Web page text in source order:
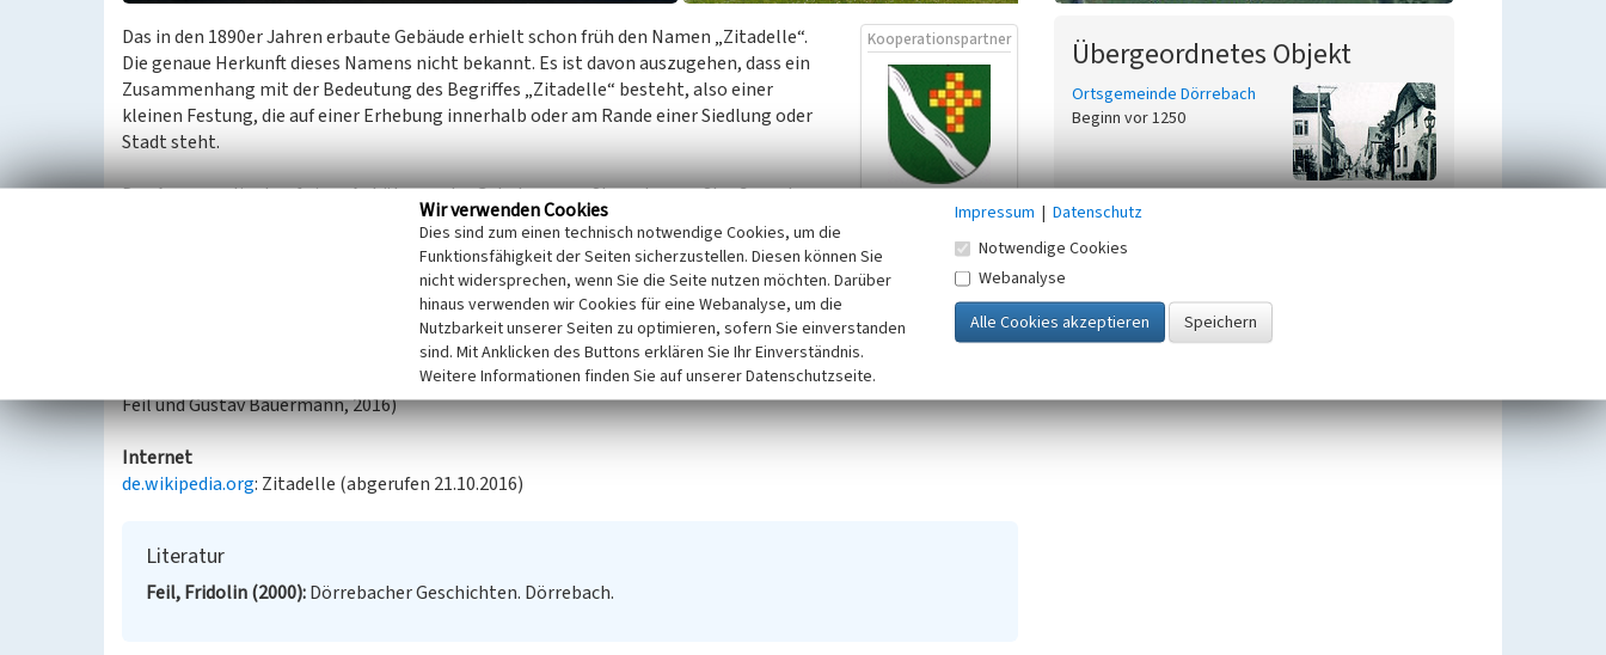
Kooperationspartner
Das in den 1890er Jahren erbaute Gebäude erhielt schon früh den Namen „Zitadelle“.
Die genaue Herkunft dieses Namens nicht bekannt. Es ist davon auszugehen, dass ein
Zusammenhang mit der Bedeutung des Begriffes „Zitadelle“ besteht, also einer
kleinen Festung, die auf einer Erhebung innerhalb oder am Rande einer Siedlung oder
Stadt steht.
Das Anwesen liegt auf einer Anhöhe, an der Gabelung von Stromberger Straße und
Soonwaldstraße. Noch heute steht es damit am äußersten Rand des Ortes. Im Laufe
seiner Geschichte wurde die Zitadelle zweimal erheblich umgebaut und vergrößert. Der westlich vom
Eingangsbereich gelegene Anbau beherbergte ursprünglich einen Stall und eine Scheune. Mit Aufgabe der
landwirtschaftlichen Nutzung erfolgte die Umwandlung in Wohnräume, weshalb das Gebäude heute zwei
(Alexander Gantner, Universität Koblenz-Landau, 2016 / freundliche Hinweise von den Ortskundigen Fridolin
Feil und Gustav Bauermann, 2016)
Internet
de.wikipedia.org: Zitadelle (abgerufen 21.10.2016)
Literatur
Feil, Fridolin (2000) Dörrebacher Geschichten. Dörrebach.
Übergeordnetes Objekt
Ortsgemeinde Dörrebach
Beginn vor 1250
Wir verwenden Cookies
Dies sind zum einen technisch notwendige Cookies, um die
Funktionsfähigkeit der Seiten sicherzustellen. Diesen können Sie
nicht widersprechen, wenn Sie die Seite nutzen möchten. Darüber
hinaus verwenden wir Cookies für eine Webanalyse, um die
Nutzbarkeit unserer Seiten zu optimieren, sofern Sie einverstanden
sind. Mit Anklicken des Buttons erklären Sie Ihr Einverständnis.
Weitere Informationen finden Sie auf unserer Datenschutzseite.
Impressum | Datenschutz
Notwendige Cookies
Webanalyse